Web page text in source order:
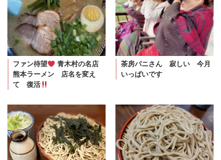
ファン待望
青木村の名店
熊本ラーメン 店名を変え
て 復活
茶房パニさん 寂しい 今月
いっぱいです